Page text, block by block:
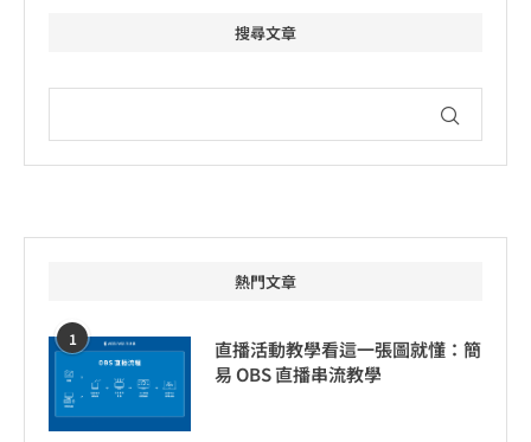
搜尋文章
熱門文章
1
直播活動教學看這一張圖就懂：簡
易 OBS 直播串流教學